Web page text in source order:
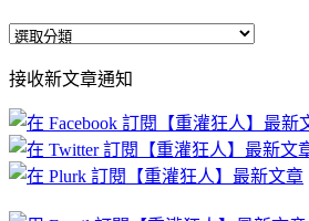
全
文
章
分
類
接收新文章通知